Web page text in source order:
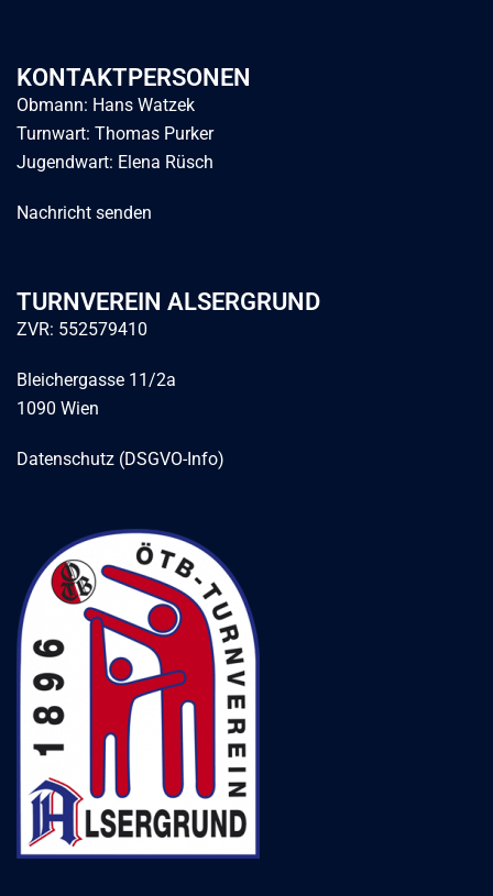
KONTAKTPERSONEN
Obmann: Hans Watzek
Turnwart: Thomas Purker
Jugendwart: Elena Rüsch
Nachricht senden
TURNVEREIN ALSERGRUND
ZVR: 552579410
Bleichergasse 11/2a
1090 Wien
Datenschutz (DSGVO-Info)